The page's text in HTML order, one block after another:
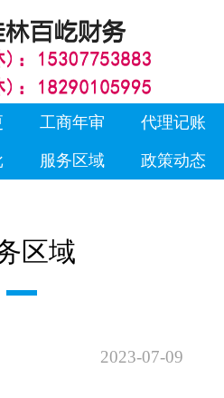
工商年审 代理记账
服务区域 政策动态
区域
2023-07-09